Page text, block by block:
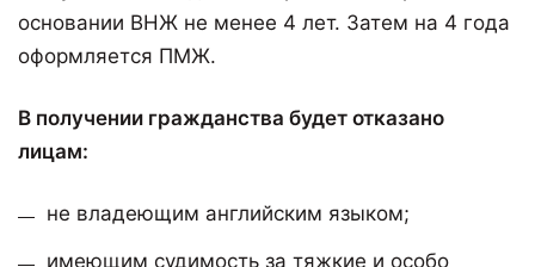
основании ВНЖ не менее 4 лет. Затем на 4 года
оформляется ПМЖ.
В получении гражданства будет отказано
лицам:
не владеющим английским языком;
имеющим судимость за тяжкие и особо